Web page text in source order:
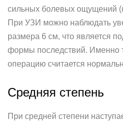
сильных болевых ощущений
При УЗИ можно наблюдать
размера 6 см, что является
формы последствий. Именно
операцию считается
Средняя степень
При средней степени